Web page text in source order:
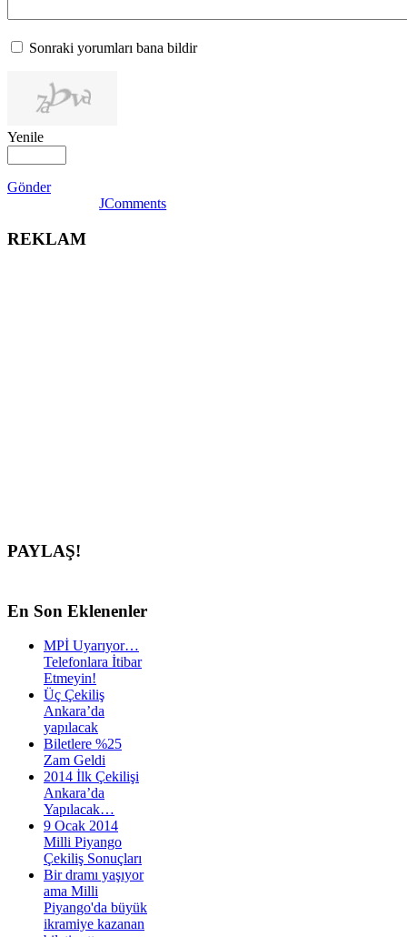
Sonraki yorumları bana bildir
Yenile
Gönder
JComments
REKLAM
PAYLAŞ!
En Son Eklenenler
MPİ Uyarıyor…
Telefonlara İtibar
Etmeyin!
Üç Çekiliş
Ankara’da
yapılacak
Biletlere %25
Zam Geldi
2014 İlk Çekilişi
Ankara’da
Yapılacak…
9 Ocak 2014
Milli Piyango
Çekiliş Sonuçları
Bir dramı yaşıyor
ama Milli
Piyango'da büyük
ikramiye kazanan